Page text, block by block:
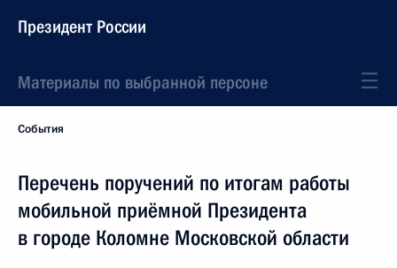
Президент России
Материалы по выбранной персоне
События
Перечень поручений по итогам работы
мобильной приёмной Президента
в городе Коломне Московской области